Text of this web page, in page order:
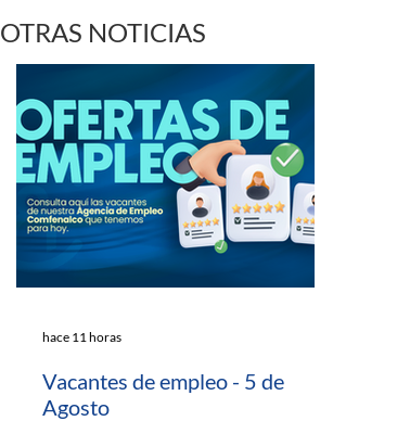
OTRAS NOTICIAS
Vacantes de empleo - 5 de
Agosto
hace 11 horas